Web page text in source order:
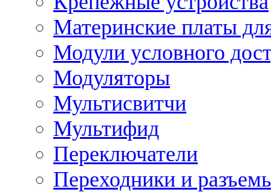
Материнские платы
Модули условного
Модуляторы
Мультисвитчи
Мультифид
Переключатели
Переходники и